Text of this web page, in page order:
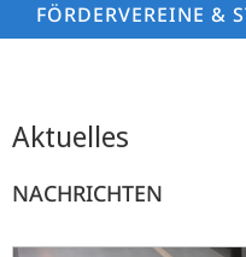
FÖRDERVEREINE &
Aktuelles
NACHRICHTEN